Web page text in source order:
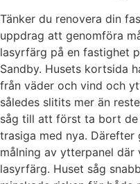
Tänker du renovera din
uppdrag att genomföra
lasyrfärg på en fastighet
Sandby. Husets kortsida
från väder och vind och
således slitits mer än
såg till att först ta bort de
trasiga med nya. Därefter
målning av ytterpanel
lasyrfärg. Huset såg